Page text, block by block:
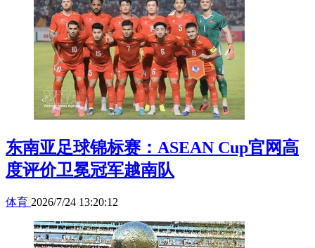
东南亚足球锦标赛：ASEAN Cup官网高
度评价卫冕冠军越南队
体育 2026/7/24 13:20:12